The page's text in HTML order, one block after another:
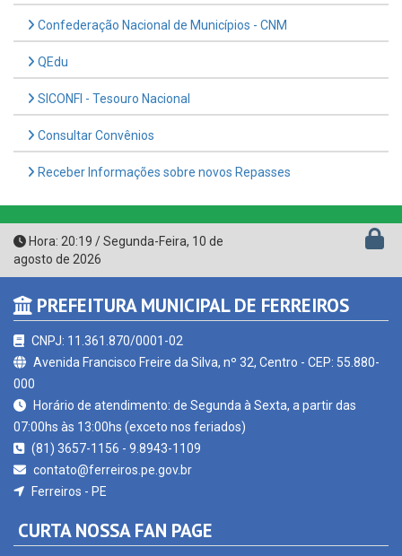
QEdu
SICONFI - Tesouro Nacional
Consultar Convênios
Receber Informações sobre novos Repasses
Hora:20:19/Segunda-Feira,10 de
agosto de 2026
PREFEITURA MUNICIPAL DE FERREIROS
CNPJ: 11.361.870/0001-02
000
Horário de atendimento: de Segunda à Sexta, a partir das
07:00hs às 13:00hs (exceto nos feriados)
(81) 3657-1156 - 9.8943-1109
contato@ferreiros.pe.gov.br
Ferreiros - PE
CURTA NOSSA FAN PAGE